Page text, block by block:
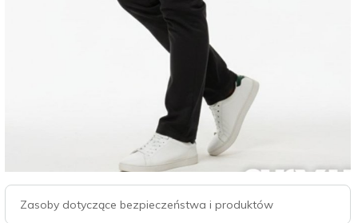
Zasoby dotyczące bezpieczeństwa i produktów